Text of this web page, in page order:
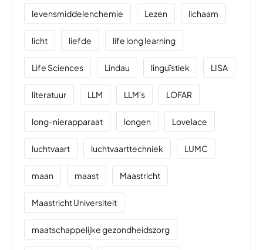
levensmiddelenchemie Lezen lichaam
licht liefde life long learning
Life Sciences Lindau linguïstiek LISA
literatuur LLM LLM's LOFAR
long-nierapparaat longen Lovelace
luchtvaart luchtvaarttechniek LUMC
maan maast Maastricht
Maastricht Universiteit
maatschappelijke gezondheidszorg